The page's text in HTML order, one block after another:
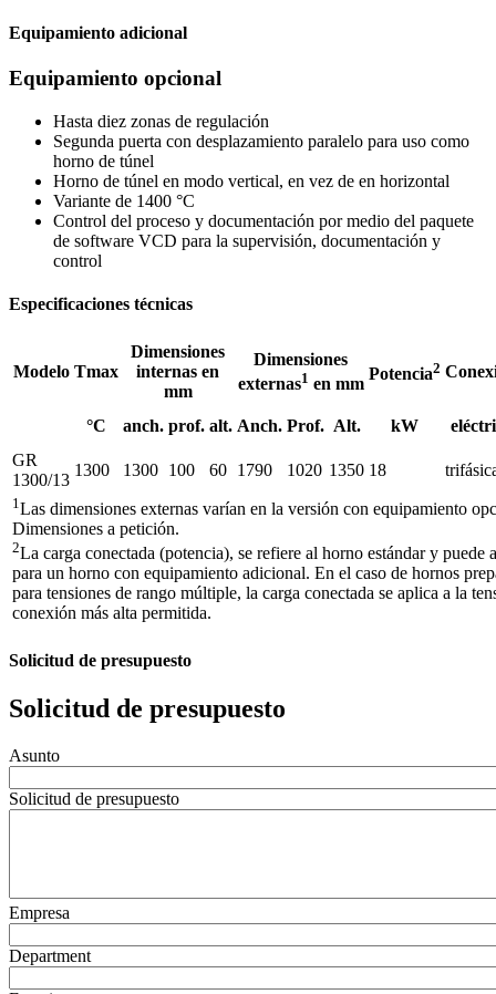
Equipamiento adicional
Equipamiento opcional
Hasta diez zonas de regulación
Segunda puerta con desplazamiento paralelo para uso como
horno de túnel
Horno de túnel en modo vertical, en vez de en horizontal
Variante de 1400 °C
Control del proceso y documentación por medio del paquete
de software VCD para la supervisión, documentación y
control
Especificaciones técnicas
Modelo Tmax
Dimensiones
internas en
mm
Dimensiones
externas1 en mm
Potencia2
°C anch. prof. alt. Anch. Prof. Alt. kW
GR
1300/13
1300 1300 100 60 1790 1020 1350 18
1 Las dimensiones externas varían en la versión con equipamiento
Dimensiones a petición.
2La carga conectada (potencia), se refiere al horno estándar y puede
para un horno con equipamiento adicional. En el caso de hornos
para tensiones de rango múltiple, la carga conectada se aplica a la
conexión más alta permitida.
Solicitud de presupuesto
Solicitud de presupuesto
Asunto
Solicitud de presupuesto
Empresa
Department